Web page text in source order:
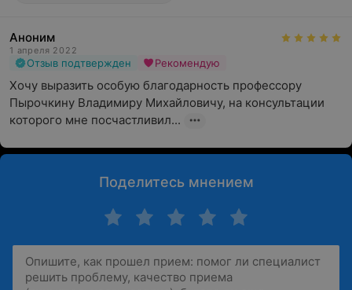
Аноним
1 апреля 2022
Отзыв подтвержден Рекомендую
Хочу выразить особую благодарность профессору
Пырочкину Владимиру Михайловичу, на консультации
которого мне посчастливил...
Поделитесь мнением